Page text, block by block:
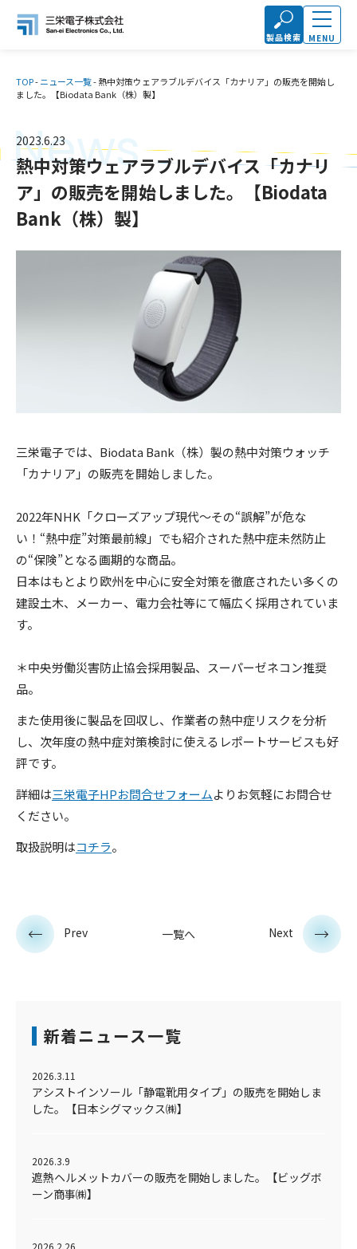
製品検索 MENU
TOP-ニュース一覧-熱中対策ウェアラブルデバイス「カナリア」の販売を開始し
ました。【Biodata Bank（株）製】
2023.6.23
熱中対策ウェアラブルデバイス「カナリ
ア」の販売を開始しました。【Biodata
Bank（株）製】
News
三栄電子では、Biodata Bank（株）製の熱中対策ウォッチ
「カナリア」の販売を開始しました。
2022年NHK「クローズアップ現代～その“誤解”が危な
い！“熱中症”対策最前線」でも紹介された熱中症未然防止
の“保険”となる画期的な商品。
日本はもとより欧州を中心に安全対策を徹底されたい多くの
建設土木、メーカー、電力会社等にて幅広く採用されていま
す。
＊中央労働災害防止協会採用製品、スーパーゼネコン推奨
品。
また使用後に製品を回収し、作業者の熱中症リスクを分析
し、次年度の熱中症対策検討に使えるレポートサービスも好
評です。
詳細は三栄電子HPお問合せフォームよりお気軽にお問合せ
ください。
取扱説明はコチラ。
Prev 一覧へ Next
新着ニュース一覧
2026.3.11
アシストインソール「静電靴用タイプ」の販売を開始しま
した。【日本シグマックス㈱】
2026.3.9
遮熱ヘルメットカバーの販売を開始しました。【ビッグボ
ーン商事㈱】
2026.2.26